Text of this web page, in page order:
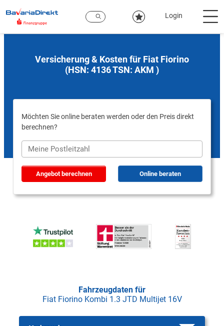
Hauptinhalt
Login
Versicherung & Kosten für Fiat Fiorino
(HSN: 4136 TSN: AKM )
Möchten Sie online beraten werden oder den Preis direkt
berechnen?
Angebot berechnen Online beraten
Fahrzeugdaten für
Fiat Fiorino Kombi 1.3 JTD Multijet 16V